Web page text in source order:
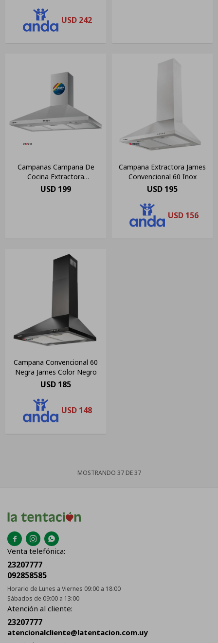
USD 242
Campanas Campana De
Cocina Extractora
Cssenx119 Enxuta Color Gris
USD 199
Campana Extractora James
Convencional 60 Inox
USD 195
USD 156
Campana Convencional 60
Negra James Color Negro
USD 185
USD 148
MOSTRANDO 37DE37
  
Venta telefónica:
23207777
092858585
Horario de Lunes a Viernes 09:00 a 18:00
Sábados de 09:00 a 13:00
Atención al cliente:
23207777
atencionalcliente@latentacion.com.uy